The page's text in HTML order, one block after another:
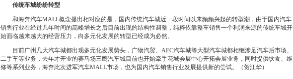
传统车城纷纷转型
和海奔汽车MALL概念提出相对应的是，国内传统汽车城近一段时间以来频频兴起的转型潮，由于国内汽车
销售行业在经过几年时间的高峰增长之后目前出现的结构性调整，纯粹依靠整车销售一个利润来源的传统车城开
始面临越来越大的经营压力，向多元化发展的转型已经成为必然。
目前广州几大汽车城都出现多元化发展势头，广物汽贸、AEC汽车城等大型汽车城都相继涉足汽车后市场、
二手车等业务，去年才开业的赛马场三鹰汽车城目前也开始牵手花城会展中心开拓会展业务，同时提供饮食、维
修等系列业务，海奔此次进军汽车MALL市场，也为国内汽车销售行业发展提供新的尝试。（贺江华）